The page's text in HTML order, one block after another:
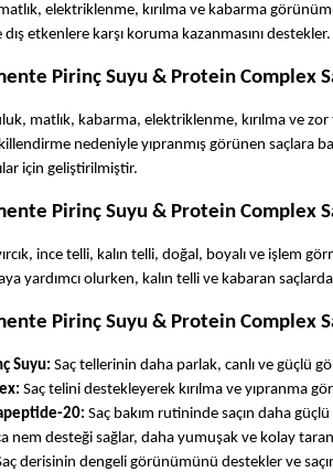
elektriklenme, kırılma ve kabarma
etkenlere karşı koruma kazanmasını destekler.
Pirinç Suyu & Protein Complex
matlık, kabarma, elektriklenme, kırılma ve
nedeniyle yıpranmış görünen saçlara
için geliştirilmiştir.
Pirinç Suyu & Protein Complex
ince telli, kalın telli, doğal, boyalı ve işlem
yardımcı olurken, kalın telli ve kabaran
Pirinç Suyu & Protein Complex
Suyu: Saç tellerinin daha parlak, canlı ve güçlü
Saç telini destekleyerek kırılma ve yıpranma
20: Saç bakım rutininde saçın daha
nem desteği sağlar, daha yumuşak ve kolay
derisinin dengeli görünümünü destekler ve